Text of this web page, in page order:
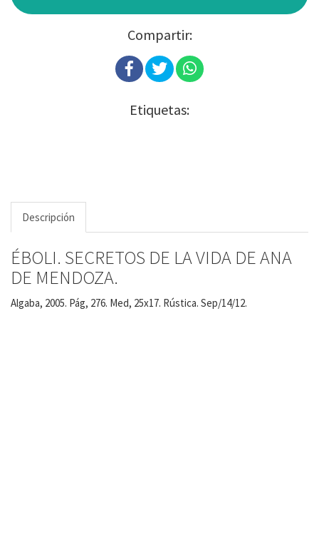
Compartir:
Etiquetas:
Descripción
ÉBOLI. SECRETOS DE LA VIDA DE ANA
DE MENDOZA.
Algaba, 2005. Pág, 276. Med, 25x17. Rústica. Sep/14/12.